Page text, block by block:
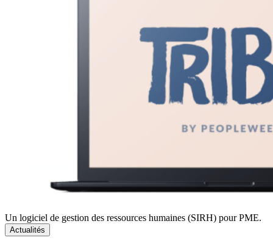
Un logiciel de gestion des ressources humaines (SIRH) pour PME.
Actualités